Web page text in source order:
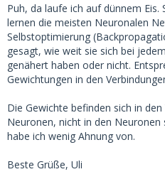
Puh, da laufe ich auf dünnem
lernen die meisten Neuronalen
Selbstoptimierung
gesagt, wie weit sie sich bei
genähert haben oder nicht.
Gewichtungen in den
Die Gewichte befinden sich in
Neuronen, nicht in den Neuronen
habe ich wenig Ahnung von.
Beste Grüße, Uli